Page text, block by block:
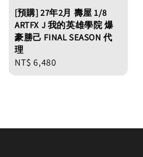
[預購] 27年2月 壽屋 1/8
ARTFX J 我的英雄學院 爆
豪勝己 FINAL SEASON 代
理
Regular
NT$ 6,480